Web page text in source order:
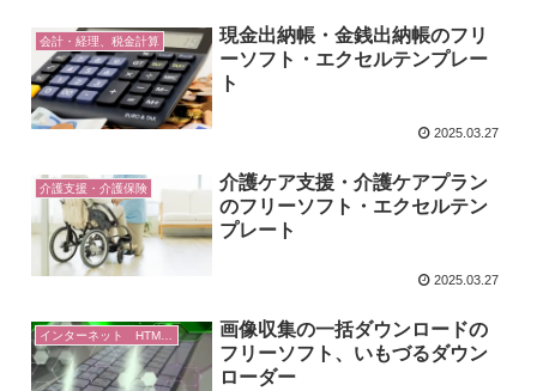
会計・経理、税金計算
現金出納帳・金銭出納帳のフリ
ーソフト・エクセルテンプレー
ト
2025.03.27
介護支援・介護保険
介護ケア支援・介護ケアプラン
のフリーソフト・エクセルテン
プレート
2025.03.27
インターネット HTML Web
画像収集の一括ダウンロードの
フリーソフト、いもづるダウン
ローダー